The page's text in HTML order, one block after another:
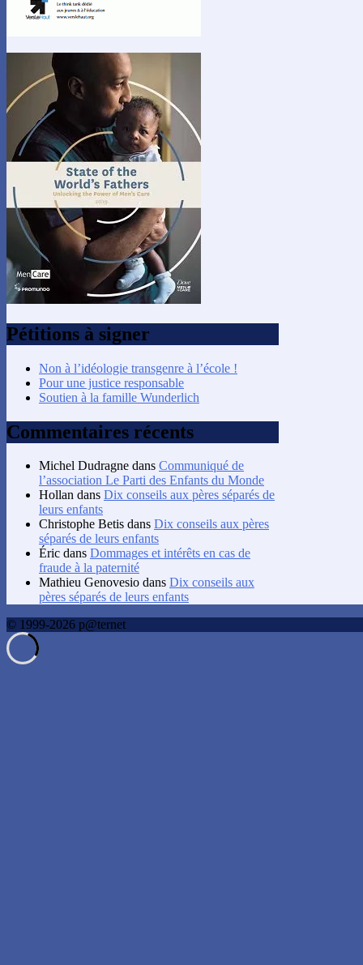
Pétitions à signer
Non à l’idéologie transgenre à l’école !
Pour une justice responsable
Soutien à la famille Wunderlich
Commentaires récents
Michel Dudragne dans Communiqué de
l’association Le Parti des Enfants du Monde
Hollan dans Dix conseils aux pères séparés de
leurs enfants
Christophe Betis dans Dix conseils aux pères
séparés de leurs enfants
Éric dans Dommages et intérêts en cas de
fraude à la paternité
Mathieu Genovesio dans Dix conseils aux
pères séparés de leurs enfants
© 1999-2026 p@ternet